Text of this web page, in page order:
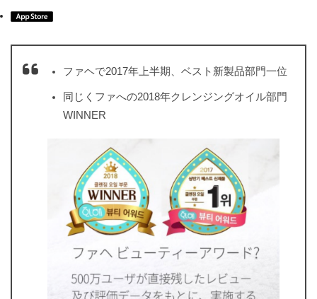
ファヘで2017年上半期、ベスト新製品部門一位
同じくファへの2018年クレンジングオイル部門
WINNER